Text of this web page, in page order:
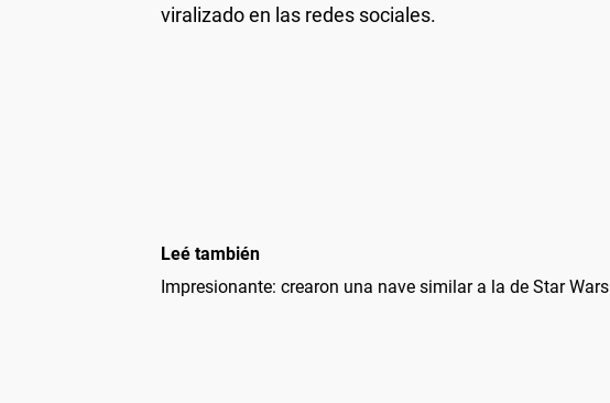
viralizado en las redes sociales.
Leé también
Impresionante: crearon una nave similar a la de Star Wars